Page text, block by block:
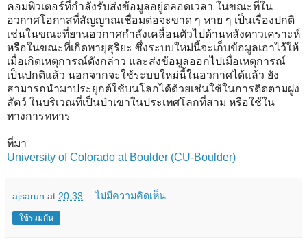
คอมพิวเตอร์ที่กำลังรับส่งข้อมูลอยู่ตลอดเวลา ในขณะที่ใน
อวกาศโอกาสที่สัญญาณเชื่อมต่อจะขาด ๆ หาย ๆ เป็นเรื่องปกติ
เช่นในขณะที่ยานอวกาศกำลังเคลื่อนตัวไปด้านหลังดาวเคราะห์
หรือในขณะที่เกิดพายุสุริยะ ซึ่งระบบใหม่นี้จะเก็บข้อมูลเอาไว้ให้
เมื่อเกิดเหตุการณ์ดังกล่าว และส่งข้อมูลออกไปเมื่อเหตุการณ์
เป็นปกติแล้ว นอกจากจะใช้ระบบใหม่นี้ในอวกาศได้แล้ว ยัง
สามารถนำมาประยุกต์ใช้บนโลกได้ด้วยเช่นใช้ในการติดตามฝูง
สัตว์ ในบริเวณที่เป็นป่าเขาในประเทศโลกที่สาม หรือใช้ใน
ทางการทหาร
ที่มา
University of Colorado at Boulder (CU-Boulder)
ajsarun at 20:33 ไม่มีความคิดเห็น:
ใช้ร่วมกัน